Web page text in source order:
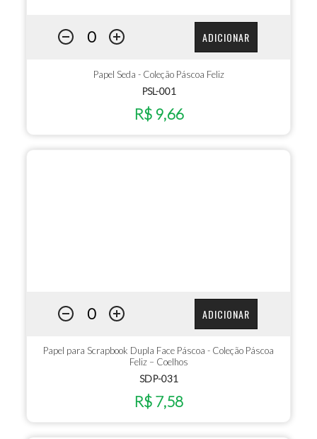
ADICIONAR
Papel Seda - Coleção Páscoa Feliz
PSL-001
R$ 9,66
ADICIONAR
Papel para Scrapbook Dupla Face Páscoa - Coleção Páscoa
Feliz – Coelhos
SDP-031
R$ 7,58